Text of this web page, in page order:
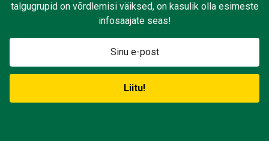
talgugrupid on võrdlemisi väiksed, on kasulik olla esimeste
infosaajate seas!